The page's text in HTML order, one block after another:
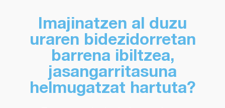
Imajinatzen al duzu
uraren bidezidorretan
barrena ibiltzea,
jasangarritasuna
helmugatzat hartuta?